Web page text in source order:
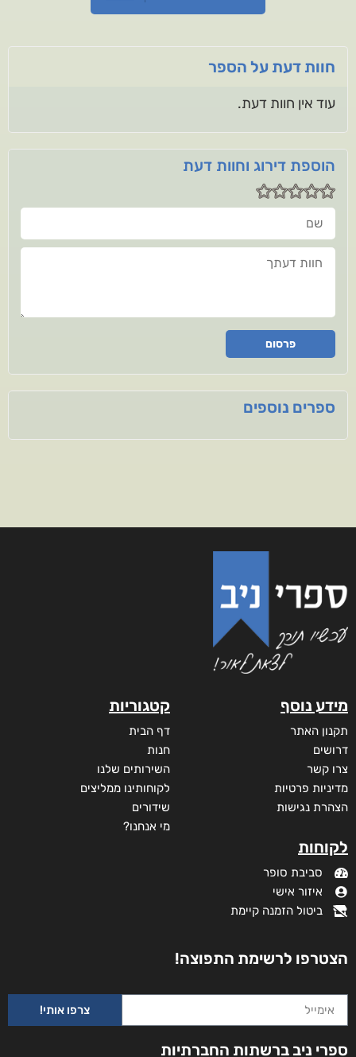
חוות דעת על הספר
עוד אין חוות דעת.
הוספת דירוג וחוות דעת
שם
חוות דעתך
פרסום
ספרים נוספים
מידע נוסף
תקנון האתר
דרושים
צרו קשר
מדיניות פרטיות
הצהרת נגישות
לקוחות
סביבת סופר
איזור אישי
ביטול הזמנה קיימת
קטגוריות
דף הבית
חנות
השירותים שלנו
לקוחותינו ממליצים
שידורים
מי אנחנו?
הצטרפו לרשימת התפוצה!
צרפו אותי!
ספרי ניב ברשתות החברתיות